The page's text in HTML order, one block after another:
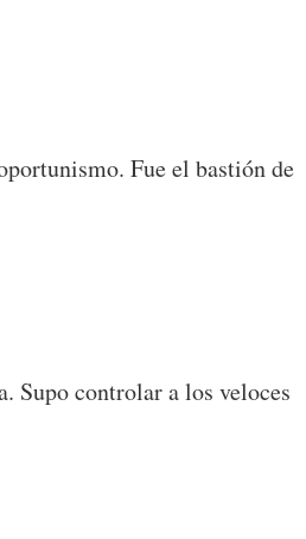
Fue el bastión de
Supo controlar a los veloces